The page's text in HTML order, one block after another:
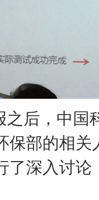
之后，中国
保部的相
了深入讨